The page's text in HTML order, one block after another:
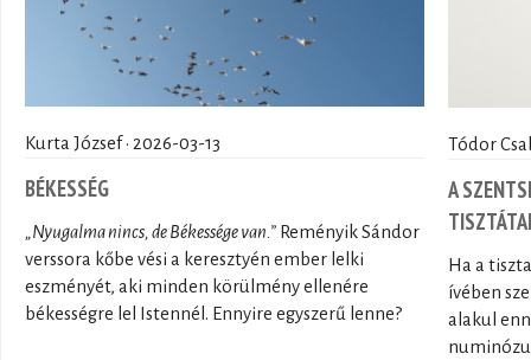
Kurta József · 2026-03-13
BÉKESSÉG
„Nyugalma nincs, de Békessége van.” Reményik Sándor
verssora kőbe vési a keresztyén ember lelki
eszményét, aki minden körülmény ellenére
békességre lel Istennél. Ennyire egyszerű lenne?
Tódor
A
Ha a
ívében
alakul